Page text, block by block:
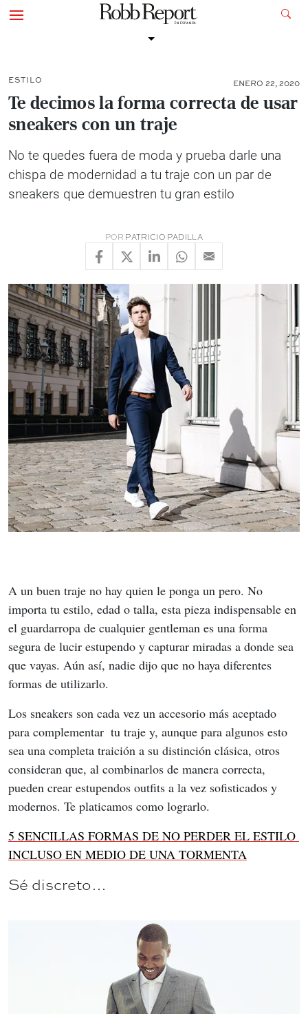
ESTILO ENERO 22, 2020
Te decimos la forma correcta de usar
sneakers con un traje
No te quedes fuera de moda y prueba darle una
chispa de modernidad a tu traje con un par de
sneakers que demuestren tu gran estilo
POR PATRICIO PADILLA
A un buen traje no hay quien le ponga un pero. No
importa tu estilo, edad o talla, esta pieza indispensable en
el guardarropa de cualquier gentleman es una forma
segura de lucir estupendo y capturar miradas a donde sea
que vayas. Aún así, nadie dijo que no haya diferentes
formas de utilizarlo.
Los sneakers son cada vez un accesorio más aceptado
para complementar  tu traje y, aunque para algunos esto
sea una completa traición a su distinción clásica, otros
consideran que, al combinarlos de manera correcta,
pueden crear estupendos outfits a la vez sofisticados y
modernos. Te platicamos como lograrlo.
5 SENCILLAS FORMAS DE NO PERDER EL ESTILO
INCLUSO EN MEDIO DE UNA TORMENTA
Sé discreto…